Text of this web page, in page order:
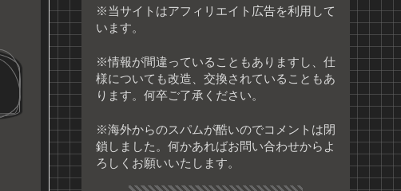
※当サイトはアフィリエイト広告を利用して
います。
※情報が間違っていることもありますし、仕
様についても改造、交換されていることもあ
ります。何卒ご了承ください。
※海外からのスパムが酷いのでコメントは閉
鎖しました。何かあればお問い合わせからよ
ろしくお願いいたします。